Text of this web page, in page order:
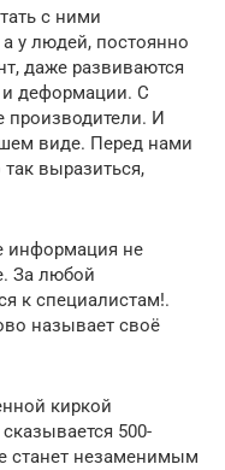
с ними
у людей, постоянно
даже развиваются
деформации. С
производители. И
виде. Перед нами
выразиться,
информация не
За любой
к специалистам!.
называет своё
киркой
500-
станет незаменимым